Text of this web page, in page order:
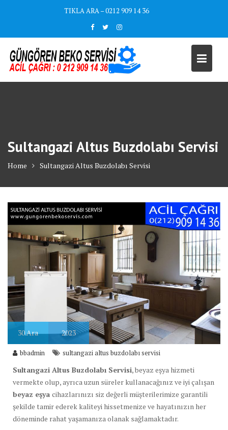
TIKLA ARA – 0212 909 14 36
Sultangazi Altus Buzdolabı Servisi
Home Sultangazi Altus Buzdolabı Servisi
30Ara 2023
bbadmin sultangazi altus buzdolabı servisi
Sultangazi Altus Buzdolabı Servisi, beyaz eşya hizmeti
vermekte olup, ayrıca uzun süreler kullanacağınız ve iyi çalışan
beyaz eşya cihazlarınızı siz değerli müşterilerimize garantili
şekilde tamir ederek kaliteyi hissetmenize ve hayatınızın her
döneminde rahat yaşamanıza olanak sağlamaktadır.